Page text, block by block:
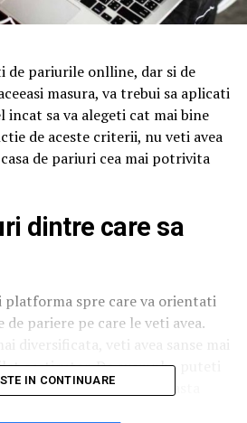
de pariurile onlline, dar si de
masura, va trebui sa aplicati
sa va alegeti cat mai bine
de aceste criterii, nu veti avea
de pariuri cea mai potrivita
dintre care sa
platforma spre care va orientati
pariere pe care le veti avea.
diversificata, veti avea sanse mai
castigator. De exemplu, puteti
precum Betano, aceasta
IN CONTINUARE